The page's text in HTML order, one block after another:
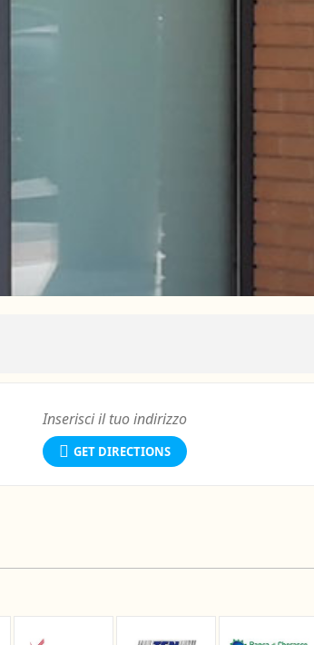
GET DIRECTIONS